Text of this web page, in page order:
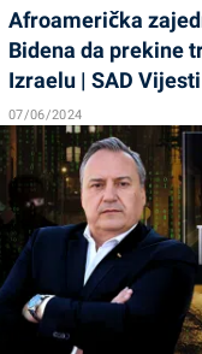
Afroamerička
Bidena da prekine
Izraelu | SAD Vijesti
07/06/2024